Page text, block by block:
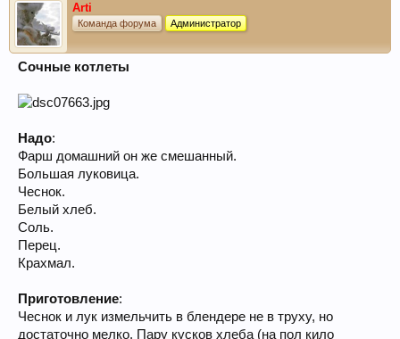
Arti
Команда форума Администратор
Сочные котлеты
Надо:
Фарш домашний он же смешанный.
Большая луковица.
Чеснок.
Белый хлеб.
Соль.
Перец.
Крахмал.
Приготовление:
Чеснок и лук измельчить в блендере не в труху, но
достаточно мелко. Пару кусков хлеба (на пол кило